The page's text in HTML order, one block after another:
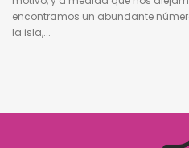
encontramos un abundante
la isla,...